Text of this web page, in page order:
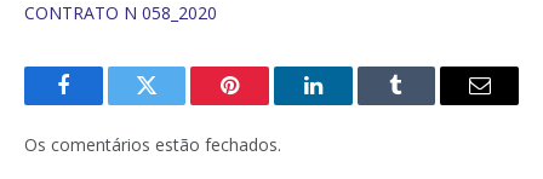
CONTRATO N 058_2020
FacebookTwitter Pinterest O
Tumblr
E-
Os comentários estão fechados.